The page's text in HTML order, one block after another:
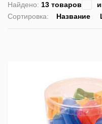
Найдено: 13 товаров
Сортировка:
Название